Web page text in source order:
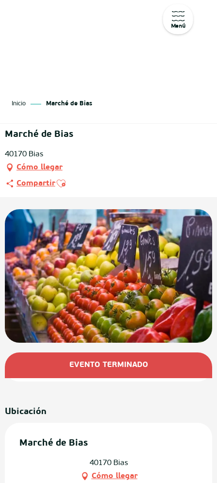
Menú
Inicio Marché de Bias
Marché de Bias
40170 Bias
Cómo llegar
CompartirAjouter aux favoris
Horarios y datos de contacto
EVENTO TERMINADO
Ubicación
Marché de Bias
40170 Bias
Cómo llegar